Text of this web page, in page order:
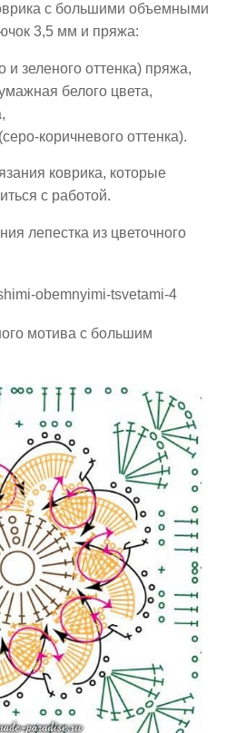
с большими объемными
3,5 мм и пряжа:
и зеленого оттенка) пряжа,
белого цвета,
коричневого оттенка).
коврика, которые
с работой.
лепестка из цветочного
мотива с большим